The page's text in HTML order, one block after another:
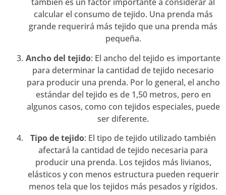
calcular el consumo de tejido. Una prenda más
grande requerirá más tejido que una prenda más
pequeña.
Ancho del tejido: El ancho del tejido es importante
para determinar la cantidad de tejido necesario
para producir una prenda. Por lo general, el ancho
estándar del tejido es de 1,50 metros, pero en
algunos casos, como con tejidos especiales, puede
ser diferente.
Tipo de tejido: El tipo de tejido utilizado también
afectará la cantidad de tejido necesaria para
producir una prenda. Los tejidos más livianos,
elásticos y con menos estructura pueden requerir
menos tela que los tejidos más pesados y rígidos.